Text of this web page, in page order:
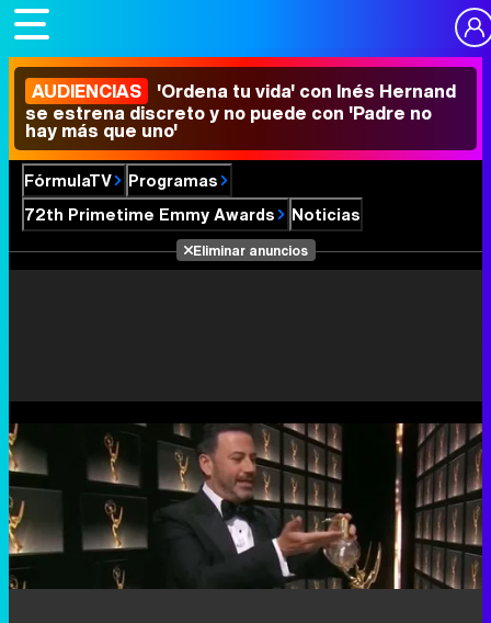
AUDIENCIAS 'Ordena tu vida' con Inés Hernand
se estrena discreto y no puede con 'Padre no
hay más que uno'
FórmulaTV
Programas
72th Primetime Emmy Awards
Noticias
Eliminar anuncios